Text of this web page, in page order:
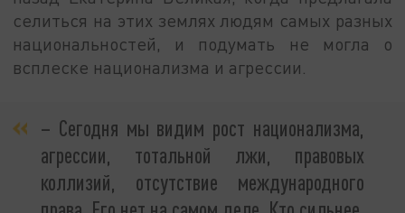
селиться на этих землях людям самых разных
национальностей, и подумать не могла о
всплеске национализма и агрессии.
– Сегодня мы видим рост национализма,
агрессии, тотальной лжи, правовых
коллизий, отсутствие международного